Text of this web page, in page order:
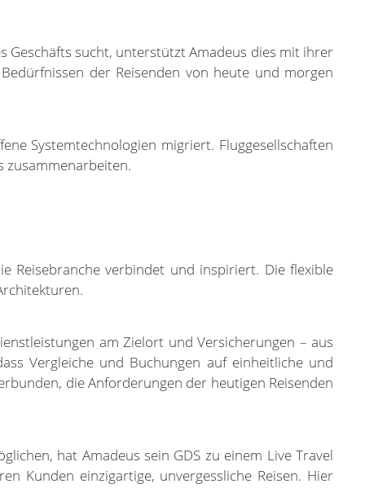
Geschäfts sucht, unterstützt Amadeus dies mit ihrer
der Reisenden von heute und morgen
Systemtechnologien migriert. Fluggesellschaften
zusammenarbeiten.
Reisebranche verbindet und inspiriert. Die flexible
am Zielort und Versicherungen – aus
Vergleiche und Buchungen auf einheitliche und
die Anforderungen der heutigen Reisenden
hat Amadeus sein GDS zu einem Live Travel
Kunden einzigartige, unvergessliche Reisen. Hier